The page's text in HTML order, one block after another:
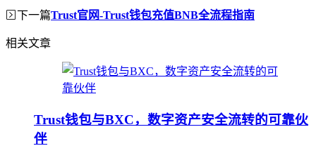
下一篇Trust官网-Trust钱包充值BNB全流程指南
相关文章
Trust钱包与BXC，数字资产安全流转的可靠伙
伴